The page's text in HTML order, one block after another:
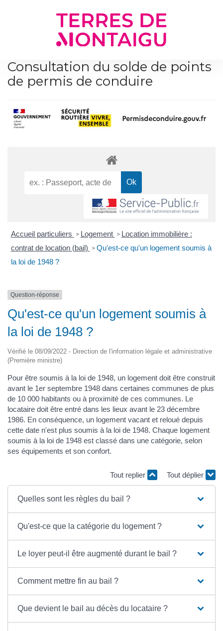
Consultation du solde de points
de permis de conduire
Accueil particuliers > Logement > Location immobilière :
contrat de location (bail) > Qu'est-ce qu'un logement soumis à
la loi de 1948 ?
Question-réponse
Qu'est-ce qu'un logement soumis à
la loi de 1948 ?
Vérifié le 08/09/2022 - Direction de l'information légale et administrative
(Première ministre)
Pour être soumis à la loi de 1948, un logement doit être construit
avant le 1er septembre 1948 dans certaines communes de plus
de 10 000 habitants ou à proximité de ces communes. Le
locataire doit être entré dans les lieux avant le 23 décembre
1986. En conséquence, un logement vacant et reloué depuis
cette date n'est plus soumis à la loi de 1948. Chaque logement
soumis à la loi de 1948 est classé dans une catégorie, selon
ses équipements et son confort.
Tout replier Tout déplier
Quelles sont les règles du bail ?
Qu'est-ce que la catégorie du logement ?
Le loyer peut-il être augmenté durant le bail ?
Comment mettre fin au bail ?
Que devient le bail au décès du locataire ?